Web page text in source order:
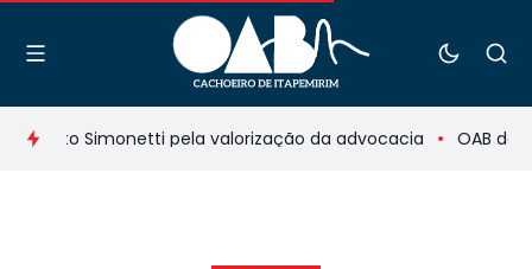
Beto Simonetti pela valorização da advocacia OAB